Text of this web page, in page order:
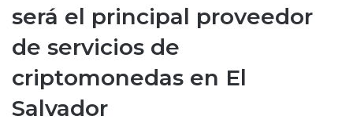
será el principal proveedor
de servicios de
criptomonedas en El
Salvador